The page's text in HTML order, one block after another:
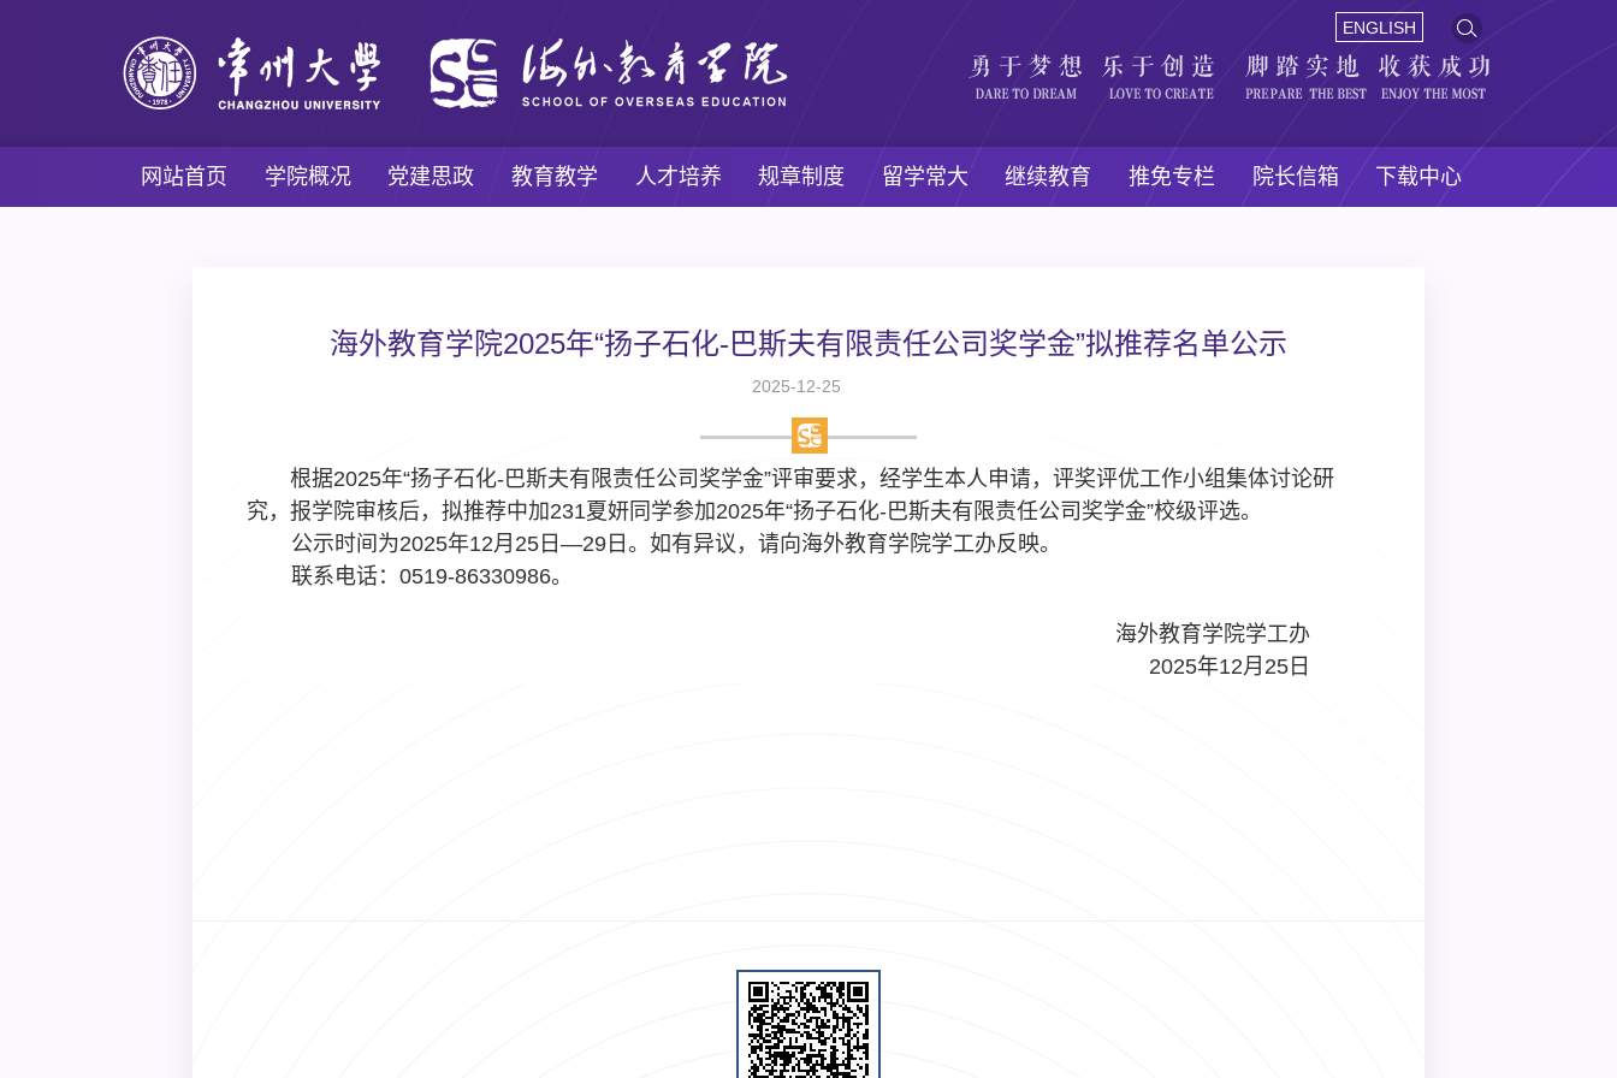
ENGLISH
网站首页 学院概况 党建思政 教育教学 人才培养 规章制度 留学常大 继续教育 推免专栏 院长信箱 下载中心
海外教育学院2025年“扬子石化-巴斯夫有限责任公司奖学金”拟推荐名单公示
2025-12-25
根据2025年“扬子石化-巴斯夫有限责任公司奖学金”评审要求，经学生本人申请，评奖评优工作小组集体讨论研
究，报学院审核后，拟推荐中加 231夏妍同学参加 2025年“扬子石化-巴斯夫有限责任公司奖学金”校级评选。
公示时间为2025年12月 25 日—29 日。如有异议，请向海外教育学院学工办反映。
联系电话： 0519-86330986。
海外教育学院学工办
2025年12月 25 日